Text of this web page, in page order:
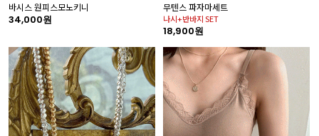
바시스 원피스모노키니
34,000원
무텐스 파자마세트
나시+반바지 SET
18,900원